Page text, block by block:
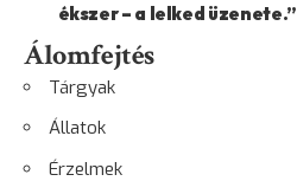
ékszer – a lelked üzenete.”
Álomfejtés
Tárgyak
Állatok
Érzelmek